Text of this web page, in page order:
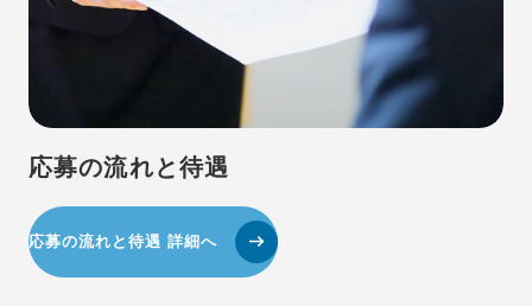
応募の流れと待遇
応募の流れと待遇 詳細へ